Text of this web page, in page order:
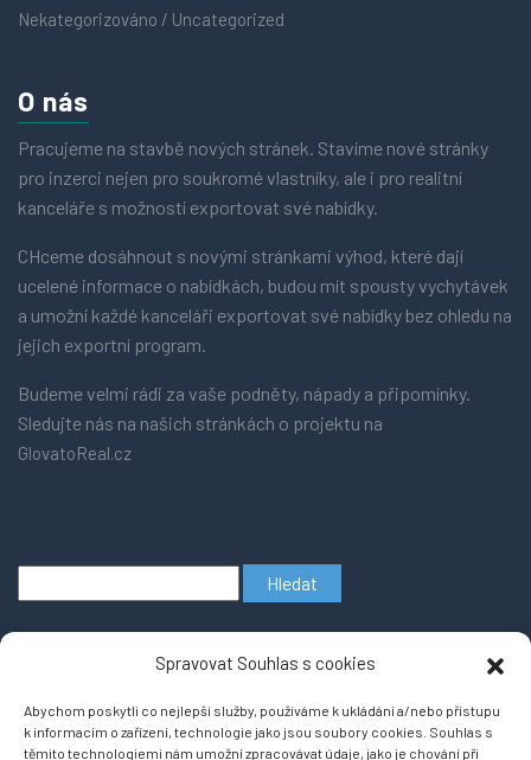
Spravovat Souhlas s cookies
Abychom poskytli co nejlepší služby, používáme k ukládání a/nebo přístupu
k informacím o zařízení, technologie jako jsou soubory cookies. Souhlas s
těmito technologiemi nám umožní zpracovávat údaje, jako je chování při
Nekategorizováno / Uncategorized
O nás
Pracujeme na stavbě nových stránek. Stavíme nové stránky
pro inzerci nejen pro soukromé vlastníky, ale i pro realitní
kanceláře s možností exportovat své nabídky.
CHceme dosáhnout s novými stránkami výhod, které dají
ucelené informace o nabídkách, budou mít spousty vychytávek
a umožní každé kanceláři exportovat své nabídky bez ohledu na
jejich exportní program.
Budeme velmi rádi za vaše podněty, nápady a připomínky.
Sledujte nás na našich stránkách o projektu na
GlovatoReal.cz